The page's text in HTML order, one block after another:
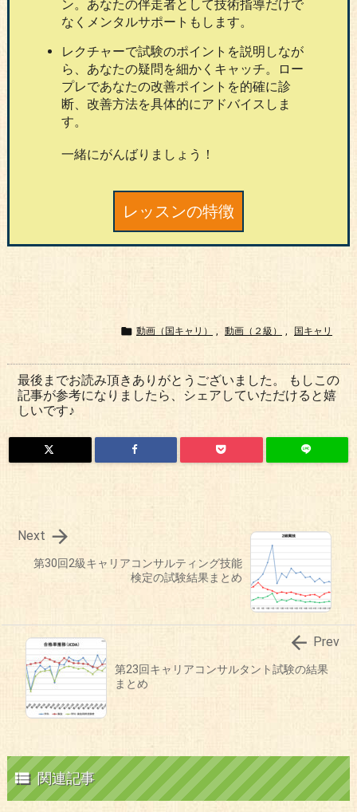
ン。あなたの伴走者として技術指導だけで
なくメンタルサポートもします。
レクチャーで試験のポイントを説明しなが
ら、あなたの疑問を細かくキャッチ。ロー
プレであなたの改善ポイントを的確に診
断、改善方法を具体的にアドバイスしま
す。
一緒にがんばりましょう！
レッスンの特徴
 動画（国キャリ） , 動画（２級） , 国キャリ
最後までお読み頂きありがとうございました。 もしこの
記事が参考になりましたら、シェアしていただけると嬉
しいです♪
第30回2級キャリアコンサルティング技能
検定の試験結果まとめ

Next
第23回キャリアコンサルタント試験の結果
まとめ
 Prev
 関連記事